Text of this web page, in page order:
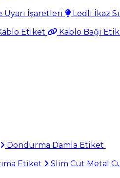
Uyarı İşaretleri
Ledli İkaz
Etiket Kablo Bağı
Dondurma Damla Etiket
Etiket Slim Cut Metal